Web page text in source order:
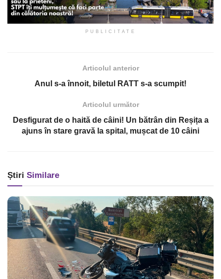
PUBLICITATE
Articolul anterior
Anul s-a înnoit, biletul RATT s-a scumpit!
Articolul următor
Desfigurat de o haită de câini! Un bătrân din Reșița a
ajuns în stare gravă la spital, mușcat de 10 câini
Știri Similare